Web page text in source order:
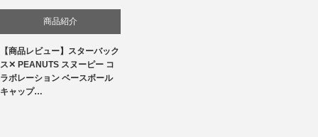
商品紹介
【商品レビュー】スターバック
ス✕ PEANUTS スヌーピー コ
ラボレーション ベースボール
キャップ…